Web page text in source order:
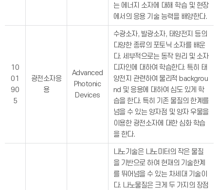
는 에너지 소자에 대해 학습 및 현장
에서의 응용 기술 능력을 배양한다.
10
01
90
5
광전소자응
용
Advanced
Photonic
Devices
수광소자, 발광소자, 태양전지 등의
다양한 종류의 포토닉 소자를 배운
다. 세부적으로는 동작 원리 및 소자
디자인에 대하여 학습한다. 특히 태
양전지 관련하여 물리적 backgrou
nd 및 응용에 대하여 심도 있게 학
습을 한다. 특히 기존 물질의 한계를
넘을 수 있는 양자점 및 양자 우물을
이용한 광전소자에 대한 심화 학습
을 한다.
나노기술은 나노미터의 작은 물질
을 기반으로 하여 현재의 기술한계
를 뛰어넘을 수 있는 차세대 기술이
다. 나노물질은 크게 두 가지의 장점